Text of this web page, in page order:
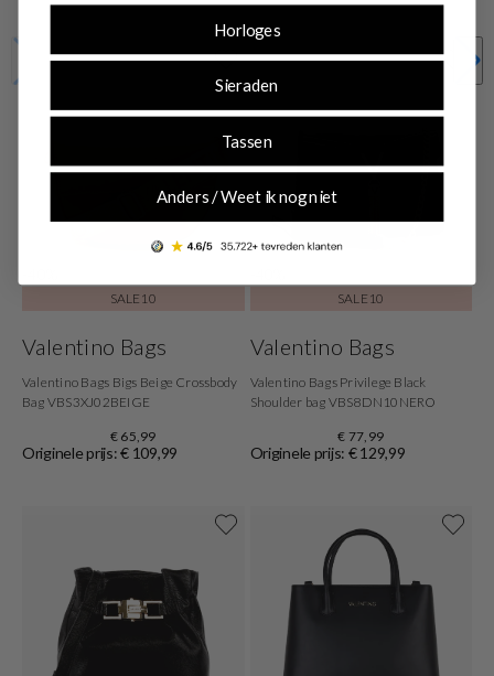
SALE10
Valentino Bags
Valentino Bags Bigs Beige Crossbody
Bag VBS3XJ02BEIGE
€ 65,99
Originele prijs: € 109,99
SALE10
Valentino Bags
Valentino Bags Privilege Black
Shoulder bag VBS8DN10NERO
€ 77,99
Originele prijs: € 129,99
Horloges
Sieraden
Tassen
Anders / Weet ik nog niet